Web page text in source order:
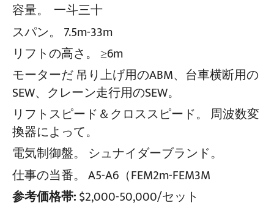
プロジェクト
容量。
一斗三十
スパン。 7.5m-33m
リフトの高さ。 ≥6m
モーターだ吊り上げ用のABM、台車横断用の
SEW、クレーン走行用のSEW。
リフトスピード＆クロススピード。 周波数変
換器によって。
電気制御盤。 シュナイダーブランド。
仕事の当番。 A5-A6（FEM2m-FEM3M
参考価格帯:$2,000-50,000/セット